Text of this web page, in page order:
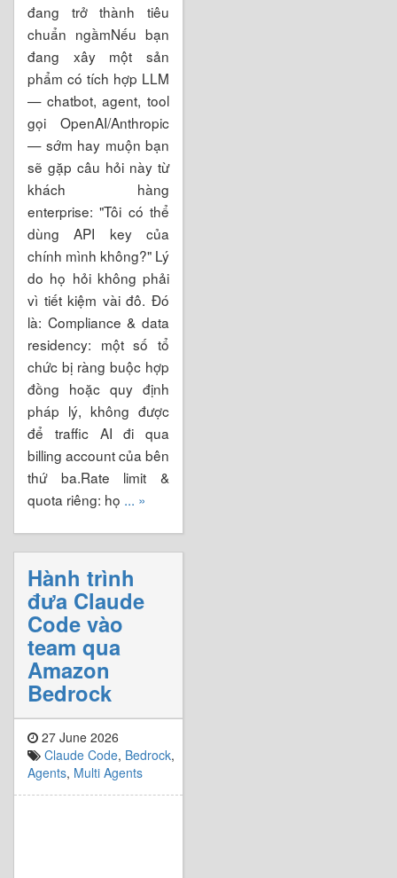
đang trở thành tiêu
chuẩn ngầmNếu bạn
đang xây một sản
phẩm có tích hợp LLM
— chatbot, agent, tool
gọi OpenAI/Anthropic
— sớm hay muộn bạn
sẽ gặp câu hỏi này từ
khách hàng
enterprise: "Tôi có thể
dùng API key của
chính mình không?" Lý
do họ hỏi không phải
vì tiết kiệm vài đô. Đó
là: Compliance & data
residency: một số tổ
chức bị ràng buộc hợp
đồng hoặc quy định
pháp lý, không được
để traffic AI đi qua
billing account của bên
thứ ba.Rate limit &
quota riêng: họ ... »
Hành trình
đưa Claude
Code vào
team qua
Amazon
Bedrock
27 June 2026
Claude Code, Bedrock,
Agents, Multi Agents